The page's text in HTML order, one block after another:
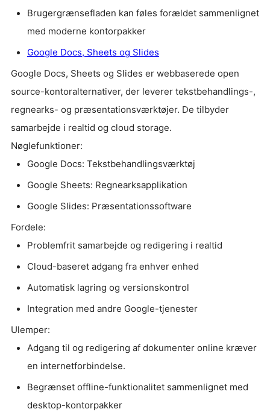
Brugergrænsefladen kan føles forældet sammenlignet
med moderne kontorpakker
Google Docs, Sheets og Slides
Google Docs, Sheets og Slides er webbaserede open
source-kontoralternativer, der leverer tekstbehandlings-,
regnearks- og præsentationsværktøjer. De tilbyder
samarbejde i realtid og cloud storage.
Nøglefunktioner:
Google Docs: Tekstbehandlingsværktøj
Google Sheets: Regnearksapplikation
Google Slides: Præsentationssoftware
Fordele:
Problemfrit samarbejde og redigering i realtid
Cloud-baseret adgang fra enhver enhed
Automatisk lagring og versionskontrol
Integration med andre Google-tjenester
Ulemper:
Adgang til og redigering af dokumenter online kræver
en internetforbindelse.
Begrænset offline-funktionalitet sammenlignet med
desktop-kontorpakker